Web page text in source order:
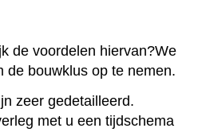
de voordelen hiervan?We
de bouwklus op te nemen.
zeer gedetailleerd.
met u een tijdschema